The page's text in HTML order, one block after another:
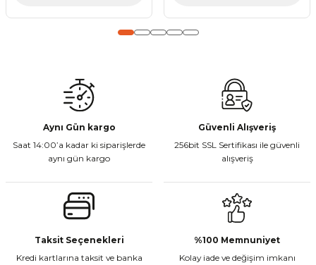
Aynı Gün kargo
Saat 14:00’a kadar ki siparişlerde
aynı gün kargo
Güvenli Alışveriş
256bit SSL Sertifikası ile güvenli
alışveriş
Taksit Seçenekleri
Kredi kartlarına taksit ve banka
%100 Memnuniyet
Kolay iade ve değişim imkanı